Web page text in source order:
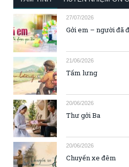
27/07/2026
Gởi em – người đã
21/06/2026
Tấm lưng
20/06/2026
Thư gởi Ba
20/06/2026
Chuyến xe đêm